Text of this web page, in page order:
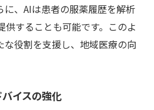
の革新技術
の新時代江戸川台駅エリア
アの先進的な取り組み
頼関係強化
に、AIは患者の服薬履歴を解析
供することも可能です。このよ
な役割を支援し、地域医療の向
イスの強化